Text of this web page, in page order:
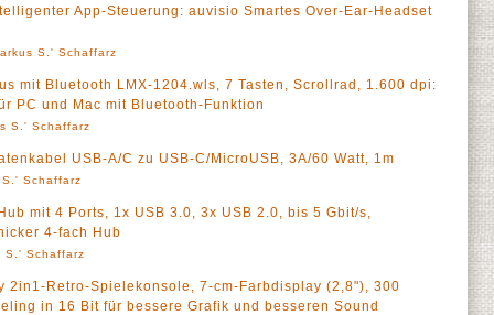
App-Steuerung: auvisio Smartes Over-Ear-Headset
S.' Schaffarz
mit Bluetooth LMX-1204.wls, 7 Tasten, Scrollrad, 1.600 dpi:
PC und Mac mit Bluetooth-Funktion
S.' Schaffarz
USB-A/C zu USB-C/MicroUSB, 3A/60 Watt, 1m
S.' Schaffarz
mit 4 Ports, 1x USB 3.0, 3x USB 2.0, bis 5 Gbit/s,
4-fach Hub
S.' Schaffarz
2in1-Retro-Spielekonsole, 7-cm-Farbdisplay (2,8"), 300
in 16 Bit für bessere Grafik und besseren Sound